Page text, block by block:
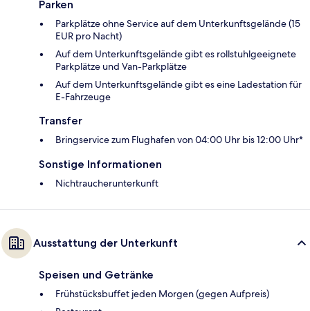
Parken
Parkplätze ohne Service auf dem Unterkunftsgelände (15
EUR pro Nacht)
Auf dem Unterkunftsgelände gibt es rollstuhlgeeignete
Parkplätze und Van-Parkplätze
Auf dem Unterkunftsgelände gibt es eine Ladestation für
E-Fahrzeuge
Transfer
Bringservice zum Flughafen von 04:00 Uhr bis 12:00 Uhr*
Sonstige Informationen
Nichtraucherunterkunft
Ausstattung der Unterkunft
Speisen und Getränke
Frühstücksbuffet jeden Morgen (gegen Aufpreis)